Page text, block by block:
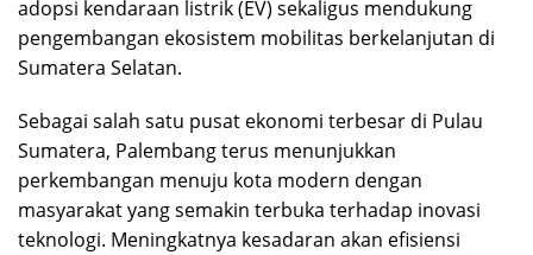
adopsi kendaraan listrik (EV) sekaligus mendukung
pengembangan ekosistem mobilitas berkelanjutan di
Sumatera Selatan.
Sebagai salah satu pusat ekonomi terbesar di Pulau
Sumatera, Palembang terus menunjukkan
perkembangan menuju kota modern dengan
masyarakat yang semakin terbuka terhadap inovasi
teknologi. Meningkatnya kesadaran akan efisiensi